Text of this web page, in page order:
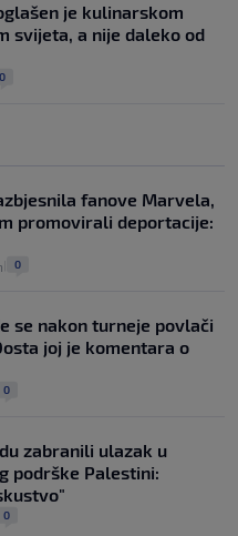
je kulinarskom
svijeta, a nije daleko od
0
fanove Marvela,
promovirali deportacije:
0
se nakon turneje povlači
joj je komentara o
0
zabranili ulazak u
podrške Palestini:
0